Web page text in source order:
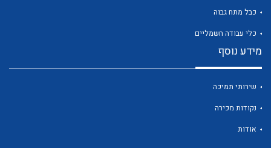
כבל מתח גבוה
כלי עבודה חשמליים
מידע נוסף
שירותי תמיכה
נקודות מכירה
אודות